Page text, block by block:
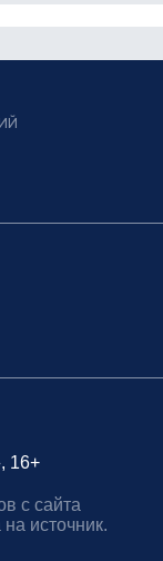
16+
с сайта
источник.